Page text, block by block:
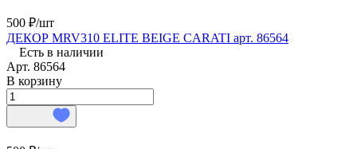
500 ₽/шт
ДЕКОР MRV310 ELITE BEIGE CARATI арт. 86564
Есть в наличии
Арт. 86564
В корзину